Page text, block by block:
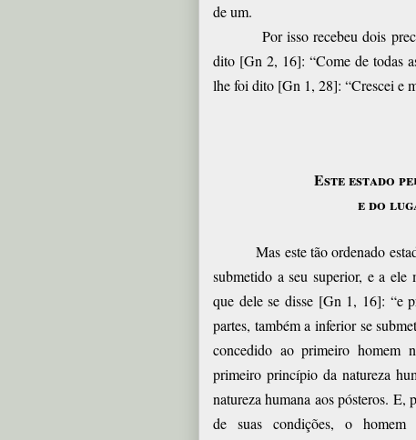
de um.
Por isso recebeu dois
dito [Gn 2, 16]: “Come de todas
lhe foi dito [Gn 1, 28]: “Crescei e
Este estado
e do
Mas este tão ordenado
submetido a seu superior, e a ele
que dele se disse [Gn 1, 16]: “e
partes, também a inferior se
concedido ao primeiro homem
primeiro princípio da natureza
natureza humana aos pósteros. E,
de suas condições, o homem